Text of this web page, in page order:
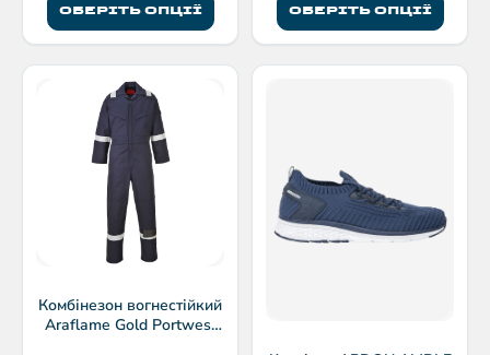
ОБЕРІТЬ ОПЦІЇ ОБЕРІТЬ ОПЦІЇ
Комбінезон вогнестійкий
Araflame Gold Portwest